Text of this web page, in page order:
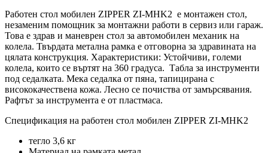
Работен стол мобилен ZIPPER ZI-MHK2 е монтажен стол,
незаменим помощник за монтажни работи в сервиз или гараж.
Това е здрав и маневрен стол за автомобилен механик на
колела. Твърдата метална рамка е отговорна за здравината на
цялата конструкция. Характеристики: Устойчиви, големи
колела, които се въртят на 360 градуса. Табла за инструменти
под седалката. Мека седалка от пяна, тапицирана с
висококачествена кожа. Лесно се почиства от замърсявания.
Рафтът за инструмента е от пластмаса.
Спецификация на работен стол мобилен ZIPPER ZI-MHK2
тегло 3,6 кг